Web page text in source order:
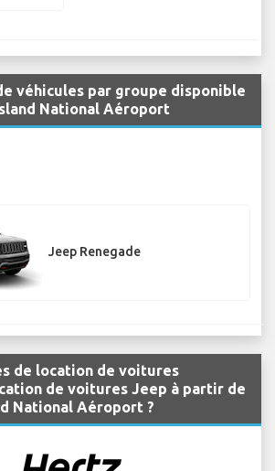
véhicules par groupe disponible
National Aéroport
Jeep Renegade
de location de voitures
de voitures Jeep à partir de
National Aéroport ?